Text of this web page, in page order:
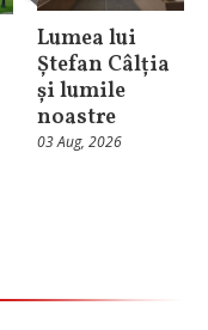
Lumea lui
Ștefan Câlția
și lumile
noastre
03 Aug, 2026